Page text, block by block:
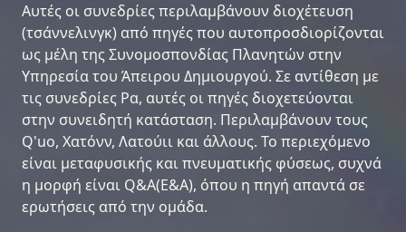
Αυτές οι συνεδρίες περιλαμβάνουν διοχέτευση
(τσάννελινγκ) από πηγές που αυτοπροσδιορίζονται
ως μέλη της Συνομοσπονδίας Πλανητών στην
Υπηρεσία του Άπειρου Δημιουργού. Σε αντίθεση με
τις συνεδρίες Ρα, αυτές οι πηγές διοχετεύονται
στην συνειδητή κατάσταση. Περιλαμβάνουν τους
Q'uo, Χατόνν, Λατούιι και άλλους. Το περιεχόμενο
είναι μεταφυσικής και πνευματικής φύσεως, συχνά
η μορφή είναι Q&A(Ε&Α), όπου η πηγή απαντά σε
ερωτήσεις από την ομάδα.